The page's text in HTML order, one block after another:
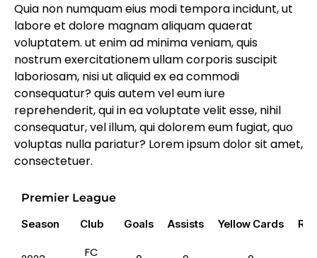
Quia non numquam eius modi tempora incidunt, ut
labore et dolore magnam aliquam quaerat
voluptatem. ut enim ad minima veniam, quis
nostrum exercitationem ullam corporis suscipit
laboriosam, nisi ut aliquid ex ea commodi
consequatur? quis autem vel eum iure
reprehenderit, qui in ea voluptate velit esse, nihil
consequatur, vel illum, qui dolorem eum fugiat, quo
voluptas nulla pariatur? Lorem ipsum dolor sit amet,
consectetuer.
Premier League
Season
Club Goals Assists Yellow Cards
FC